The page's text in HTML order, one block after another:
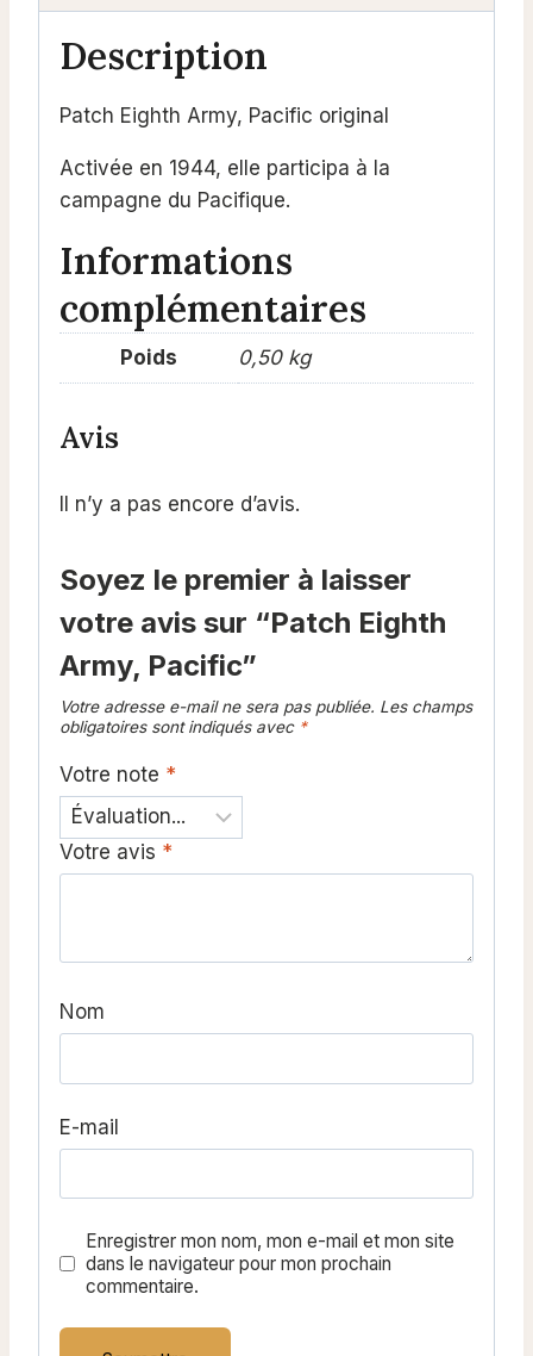
Description
Patch Eighth Army, Pacific original
Activée en 1944, elle participa à la
campagne du Pacifique.
Informations
complémentaires
Poids 0,50 kg
Avis
Il n’y a pas encore d’avis.
Soyez le premier à laisser
votre avis sur “Patch Eighth
Army, Pacific”
Votre adresse e-mail ne sera pas publiée. Les champs
obligatoires sont indiqués avec *
Votre note *
Votre avis *
Nom
E-mail
Enregistrer mon nom, mon e-mail et mon site
dans le navigateur pour mon prochain
commentaire.